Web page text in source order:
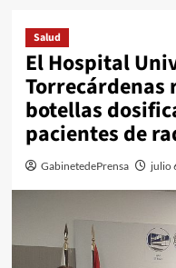
Salud
El Hospital
Torrecárdenas
botellas
pacientes de
GabinetedePrensa julio